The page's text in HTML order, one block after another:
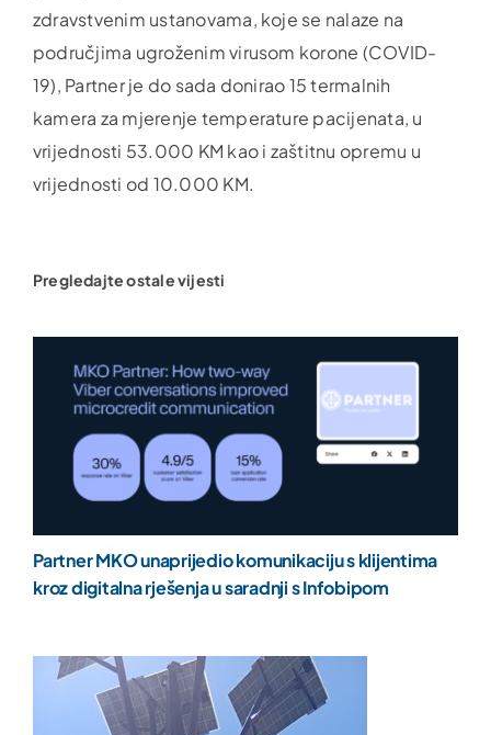
zdravstvenim ustanovama, koje se nalaze na
područjima ugroženim virusom korone (COVID-
19), Partner je do sada donirao 15 termalnih
kamera za mjerenje temperature pacijenata, u
vrijednosti 53.000 KM kao i zaštitnu opremu u
vrijednosti od 10.000 KM.
Pregledajte ostale vijesti
Partner MKO unaprijedio komunikaciju s klijentima
kroz digitalna rješenja u saradnji s Infobipom